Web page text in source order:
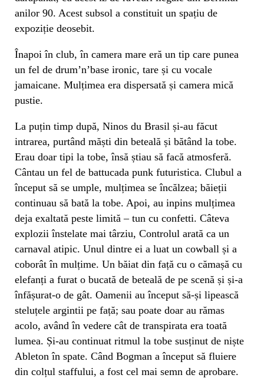
anilor 90. Acest subsol a constituit un spațiu de
expoziție deosebit.
Înapoi în club, în camera mare eră un tip care punea
un fel de drum’n’base ironic, tare și cu vocale
jamaicane. Mulțimea era dispersată și camera mică
pustie.
La puțin timp după, Ninos du Brasil și-au făcut
intrarea, purtând măști din beteală și bătând la tobe.
Erau doar tipi la tobe, însă știau să facă atmosferă.
Cântau un fel de battucada punk futuristica. Clubul a
început să se umple, mulțimea se încălzea; băieții
continuau să bată la tobe. Apoi, au inpins mulțimea
deja exaltată peste limită – tun cu confetti. Câteva
explozii înstelate mai târziu, Controlul arată ca un
carnaval atipic. Unul dintre ei a luat un cowball și a
coborât în mulțime. Un băiat din față cu o cămașă cu
elefanți a furat o bucată de beteală de pe scenă și și-a
înfășurat-o de gât. Oamenii au început să-și lipească
steluțele argintii pe față; sau poate doar au rămas
acolo, având în vedere cât de transpirata era toată
lumea. Și-au continuat ritmul la tobe susținut de niște
Ableton în spate. Când Bogman a început să fluiere
din colțul staffului, a fost cel mai semn de aprobare.